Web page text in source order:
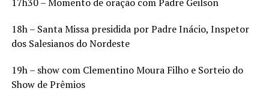
18h – Santa Missa presidida por Padre Inácio, Inspetor
dos Salesianos do Nordeste
19h – show com Clementino Moura Filho e Sorteio do
Show de Prêmios